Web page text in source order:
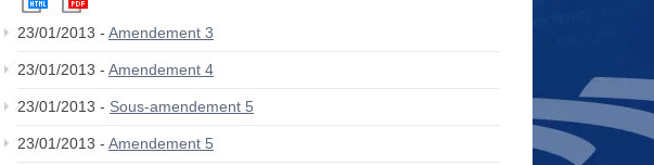
23/01/2013 - Amendement 3
23/01/2013 - Amendement 4
23/01/2013 - Sous-amendement 5
23/01/2013 - Amendement 5